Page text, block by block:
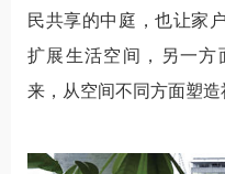
民共享的中庭，也让家
扩展生活空间，另一方
来，从空间不同方面塑造